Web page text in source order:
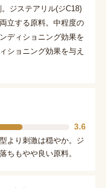
ジステアリル(ジC18)
立する原料。中程度の
ディショニング効果を
ショニング効果を与え
3.6
より刺激は穏やか。ジ
ちもやや良い原料。